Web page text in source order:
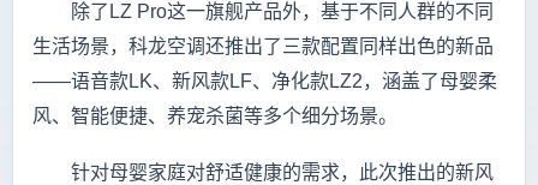
除了LZ Pro这一旗舰产品外，基于不同人群的不同
生活场景，科龙空调还推出了三款配置同样出色的新品
——语音款LK、新风款LF、净化款LZ2，涵盖了母婴柔
风、智能便捷、养宠杀菌等多个细分场景。
针对母婴家庭对舒适健康的需求，此次推出的新风